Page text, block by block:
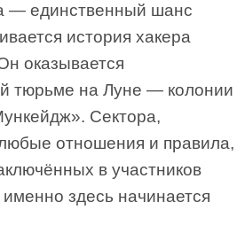
— единственный шанс
история хакера
оказывается
тюрьме на Луне — колонии
Сектора,
отношения и правила,
в участников
здесь начинается